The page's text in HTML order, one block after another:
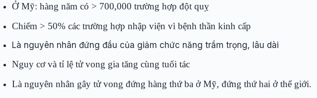
Ở Mỹ: hàng năm có > 700,000 trường hợp đột quỵ
Chiếm > 50% các trường hợp nhập viện vì bệnh thần kinh cấp
Là nguyên nhân đứng đầu của giảm chức năng trầm trọng, lâu dài
Nguy cơ và tỉ lệ tử vong gia tăng cùng tuổi tác
Là nguyên nhân gây tử vong đứng hàng thứ ba ở Mỹ, đứng thứ hai ở thế giới.